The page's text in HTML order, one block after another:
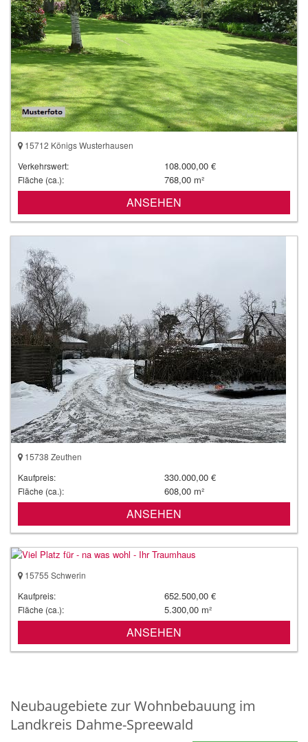
15712 Königs Wusterhausen
Verkehrswert:
108.000,00 €
Fläche (ca.): 768,00 m²
ANSEHEN
15738 Zeuthen
Kaufpreis:
330.000,00 €
Fläche (ca.): 608,00 m²
ANSEHEN
15755 Schwerin
Kaufpreis:
652.500,00 €
Fläche (ca.): 5.300,00 m²
ANSEHEN
Neubaugebiete zur Wohnbebauung im
Landkreis Dahme-Spreewald